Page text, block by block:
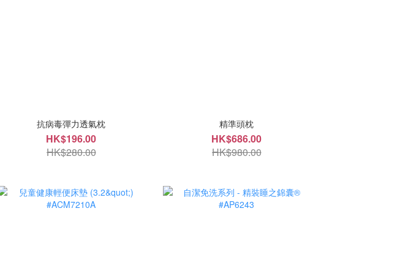
抗病毒彈力透氣枕
HK$196.00
HK$280.00
精準頭枕
HK$686.00
HK$980.00